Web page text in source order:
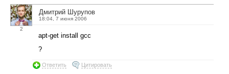
2
Дмитрий Шурупов
18:04, 7 июня 2006
apt-get install gcc
?
Ответить Цитировать